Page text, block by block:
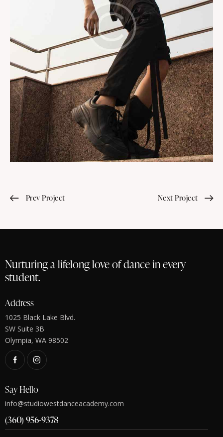
Prev Project Next Project
Nurturing a lifelong love of dance in every
student.
Address
1025 Black Lake Blvd.
SW Suite 3B
Olympia, WA 98502
Say Hello
info@studiowestdanceacademy.com
(360) 956-9378